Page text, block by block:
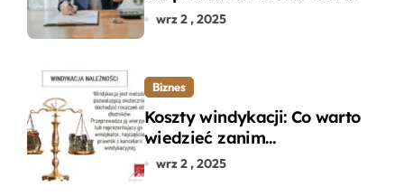
– dlaczego warto?
wrz 2 , 2025
Biznes
Koszty windykacji: Co warto
wiedzieć zanim
zdecydujesz się na
wrz 2 , 2025